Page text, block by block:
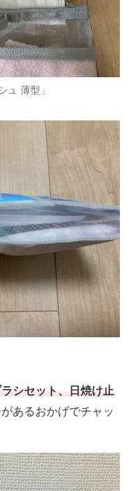
ュ 薄型」
シセット、日焼け止
あるおかげでチャッ